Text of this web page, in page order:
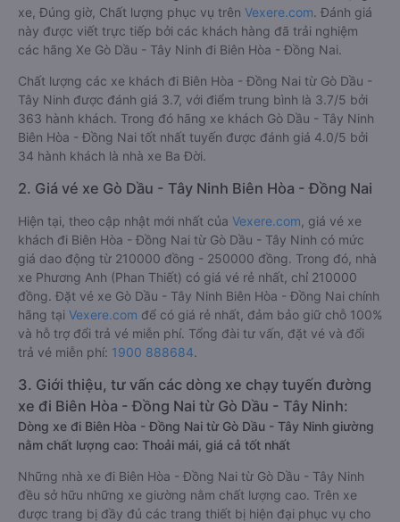
xe, Đúng giờ, Chất lượng phục vụ trên Vexere.com. Đánh giá
này được viết trực tiếp bởi các khách hàng đã trải nghiệm
các hãng Xe Gò Dầu - Tây Ninh đi Biên Hòa - Đồng Nai.
Chất lượng các xe khách đi Biên Hòa - Đồng Nai từ Gò Dầu -
Tây Ninh được đánh giá 3.7, với điểm trung bình là 3.7/5 bởi
363 hành khách. Trong đó hãng xe khách Gò Dầu - Tây Ninh
Biên Hòa - Đồng Nai tốt nhất tuyến được đánh giá 4.0/5 bởi
34 hành khách là nhà xe Ba Đời.
2. Giá vé xe Gò Dầu - Tây Ninh Biên Hòa - Đồng Nai
Hiện tại, theo cập nhật mới nhất của Vexere.com , giá vé xe
khách đi Biên Hòa - Đồng Nai từ Gò Dầu - Tây Ninh có mức
giá dao động từ 210000 đồng - 250000 đồng. Trong đó, nhà
xe Phương Anh (Phan Thiết) có giá vé rẻ nhất, chỉ 210000
đồng. Đặt vé xe Gò Dầu - Tây Ninh Biên Hòa - Đồng Nai chính
hãng tại Vexere.com để có giá rẻ nhất, đảm bảo giữ chỗ 100%
và hỗ trợ đổi trả vé miễn phí. Tổng đài tư vấn, đặt vé và đổi
trả vé miễn phí: 1900 888684.
3. Giới thiệu, tư vấn các dòng xe chạy tuyến đường
xe đi Biên Hòa - Đồng Nai từ Gò Dầu - Tây Ninh:
Dòng xe đi Biên Hòa - Đồng Nai từ Gò Dầu - Tây Ninh giường
nằm chất lượng cao: Thoải mái, giá cả tốt nhất
Những nhà xe đi Biên Hòa - Đồng Nai từ Gò Dầu - Tây Ninh
đều sở hữu những xe giường nằm chất lượng cao. Trên xe
được trang bị đầy đủ các trang thiết bị hiện đại phục vụ cho